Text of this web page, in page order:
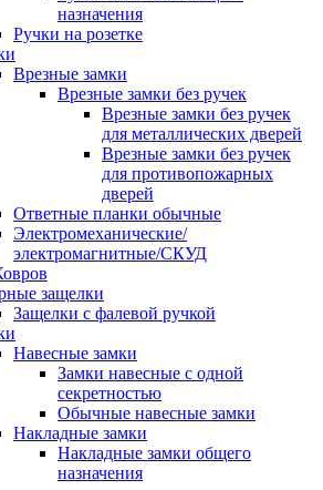
назначения
Ручки на розетке
Врезные замки
Врезные замки без ручек
Врезные замки без ручек
для металлических дверей
Врезные замки без ручек
для противопожарных
дверей
Ответные планки обычные
Электромеханические/
электромагнитные/СКУД
защелки
Защелки с фалевой ручкой
Навесные замки
Замки навесные с одной
секретностью
Обычные навесные замки
Накладные замки
Накладные замки общего
назначения